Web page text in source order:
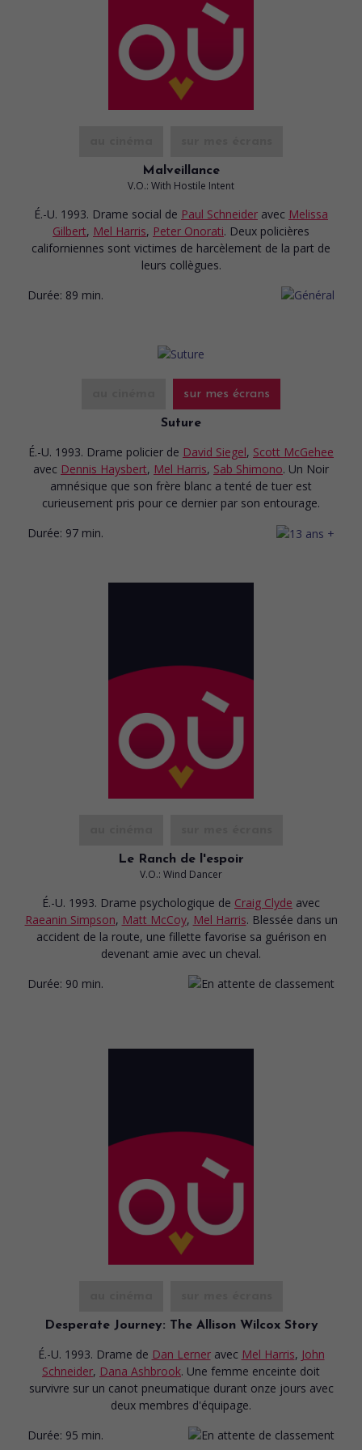
Malveillance
V.O.: With Hostile Intent
É.-U. 1993. Drame social de Paul Schneider avec Melissa
Gilbert, Mel Harris, Peter Onorati. Deux policières
californiennes sont victimes de harcèlement de la part de
leurs collègues.
Durée: 89 min.
sur mes écrans
Suture
É.-U. 1993. Drame policier de David Siegel, Scott McGehee
avec Dennis Haysbert, Mel Harris, Sab Shimono. Un Noir
amnésique que son frère blanc a tenté de tuer est
curieusement pris pour ce dernier par son entourage.
Durée: 97 min.
Le Ranch de l'espoir
V.O.: Wind Dancer
É.-U. 1993. Drame psychologique de Craig Clyde avec
Raeanin Simpson, Matt McCoy, Mel Harris. Blessée dans un
accident de la route, une fillette favorise sa guérison en
devenant amie avec un cheval.
Durée: 90 min.
Desperate Journey: The Allison Wilcox Story
É.-U. 1993. Drame de Dan Lerner avec Mel Harris, John
Schneider, Dana Ashbrook. Une femme enceinte doit
survivre sur un canot pneumatique durant onze jours avec
deux membres d'équipage.
Durée: 95 min.